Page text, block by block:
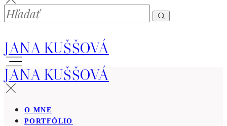
JANA KUŠŠOVÁ
JANA KUŠŠOVÁ
O MNE
PORTFÓLIO